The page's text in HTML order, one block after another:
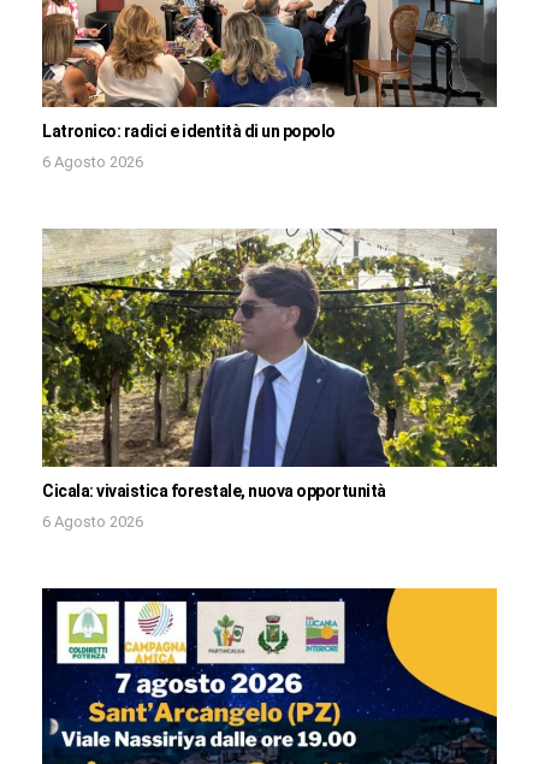
Latronico: radici e identità di un popolo
6 Agosto 2026
Cicala: vivaistica forestale, nuova opportunità
6 Agosto 2026